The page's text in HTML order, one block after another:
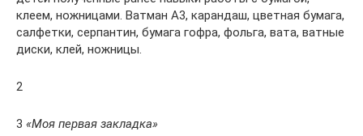
клеем, ножницами. Ватман А3, карандаш, цветная бумага,
салфетки, серпантин, бумага гофра, фольга, вата, ватные
диски, клей, ножницы.
2
3 «Моя первая закладка»